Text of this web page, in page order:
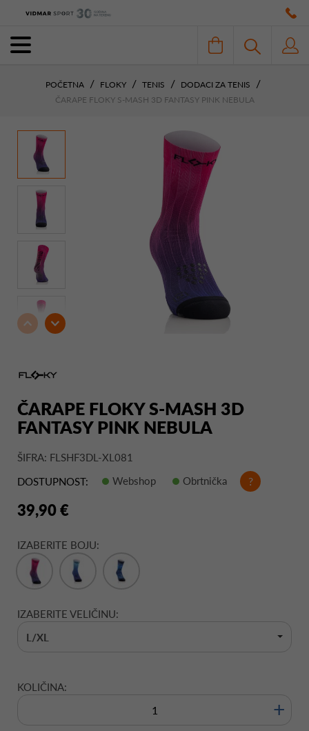
POČETNA FLOKY TENIS
DODACI ZA TENIS
ČARAPE FLOKY S-MASH 3D FANTASY PINK NEBULA
ČARAPE FLOKY S-MASH 3D
FANTASY PINK NEBULA
ŠIFRA: FLSHF3DL-XL081
DOSTUPNOST:
Webshop Obrtnička ?
39,90 €
IZABERITE BOJU:
IZABERITE VELIČINU:
L/XL
KOLIČINA:
+